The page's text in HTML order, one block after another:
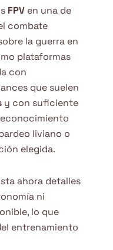
FPV en una de
combate
la guerra en
plataformas
con
que suelen
y con suficiente
liviano o
elegida.
ahora detalles
ni
lo que
entrenamiento